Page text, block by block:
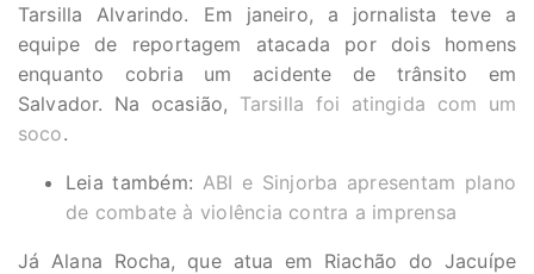
Tarsilla Alvarindo. Em janeiro, a jornalista teve a
equipe de reportagem atacada por dois homens
enquanto cobria um acidente de trânsito em
Salvador. Na ocasião, Tarsilla foi atingida com um
soco.
Leia também: ABI e Sinjorba apresentam plano
de combate à violência contra a imprensa
Já Alana Rocha, que atua em Riachão do Jacuípe